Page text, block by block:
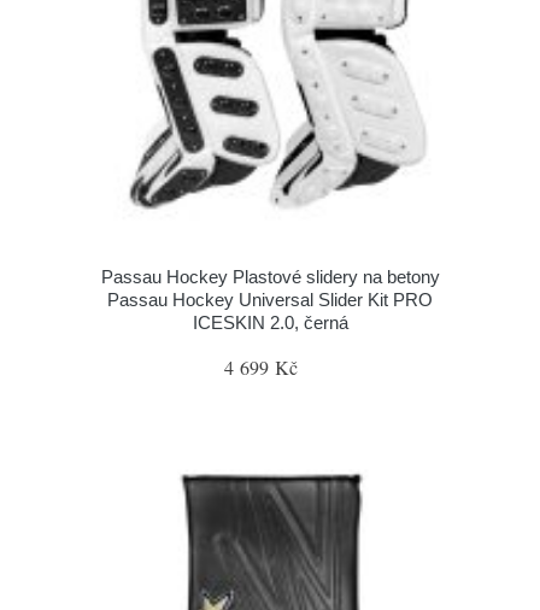
Passau Hockey Plastové slidery na betony
Passau Hockey Universal Slider Kit PRO
ICESKIN 2.0, černá
4 699 Kč